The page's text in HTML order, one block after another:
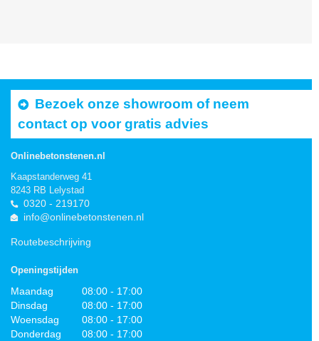
Bezoek onze showroom of neem
contact op voor gratis advies
Onlinebetonstenen.nl
Kaapstanderweg 41
8243 RB Lelystad
0320 - 219170
info@onlinebetonstenen.nl
Routebeschrijving
Openingstijden
Maandag
08:00 - 17:00
Dinsdag
08:00 - 17:00
Woensdag
08:00 - 17:00
Donderdag
08:00 - 17:00